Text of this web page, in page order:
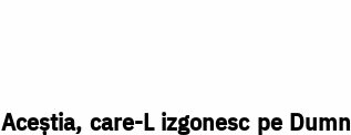
Aceștia, care-L izgonesc pe